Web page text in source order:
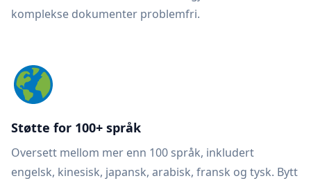
komplekse dokumenter problemfri.
Støtte for 100+ språk
Oversett mellom mer enn 100 språk, inkludert
engelsk, kinesisk, japansk, arabisk, fransk og tysk. Bytt